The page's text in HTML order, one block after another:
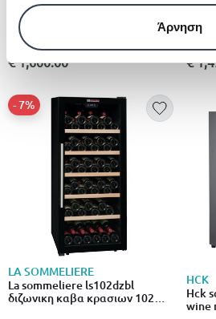
Άρνηση
DOMETIC
Dometic c35f compressor wine
cooler, single-zone,
freestanding, 35 bottles
€ 1,600.00
HCK
Hck
€
LA SOMMELIERE
La sommeliere ls102dzbl
διζωνικη καβα κρασιων 102
- 7%
HCK
Hck
wine